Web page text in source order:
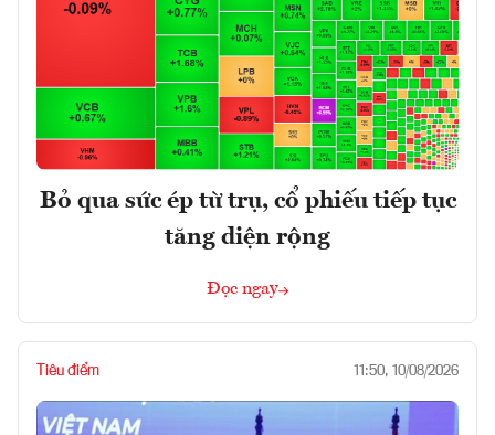
Bỏ qua sức ép từ trụ, cổ phiếu tiếp tục
tăng diện rộng
Đọc ngay
Tiêu điểm 11:50, 10/08/2026